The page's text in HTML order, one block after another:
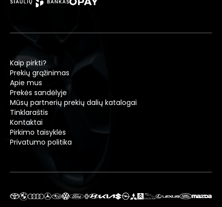
Kaip pirkti?
Prekių grąžinimas
Apie mus
Prekės sandėlyje
Mūsų partnerių prekių dalių katalogai
Tinklaraštis
Kontaktai
Pirkimo taisyklės
Privatumo politika